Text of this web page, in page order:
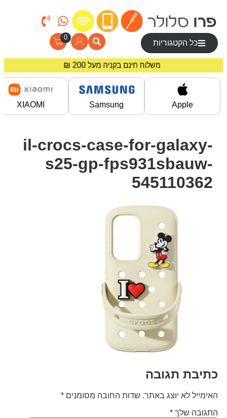
כל הקטגוריות
0
משלוח חינם בקניה מעל 200 ₪
מחירים מיוחדים לרוכשים באתר!
Apple
Samsung
XIAOMI
il-crocs-case-for-galaxy-
s25-gp-fps931sbauw-
545110362
תגובה
לא יוצג באתר. שדות החובה מסומנים*
שלך*